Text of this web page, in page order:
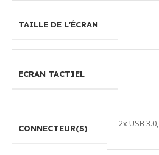
TAILLE DE L'ÉCRAN
ECRAN TACTIEL
CONNECTEUR(S) 2x USB 3.0,